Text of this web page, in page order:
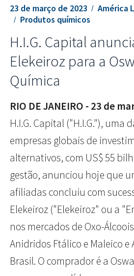
23 de março de 2023
América
Produtos químicos
H.I.G. Capital
Elekeiroz para a
Química
RIO DE JANEIRO - 23 de
H.I.G. Capital ("H.I.G."), uma
empresas globais de
alternativos, com US$ 55
gestão, anunciou hoje que
afiliadas concluiu com
Elekeiroz ("Elekeiroz" ou a
nos mercados de Oxo-
Anidridos Ftálico e Maleico
Brasil. O comprador é a